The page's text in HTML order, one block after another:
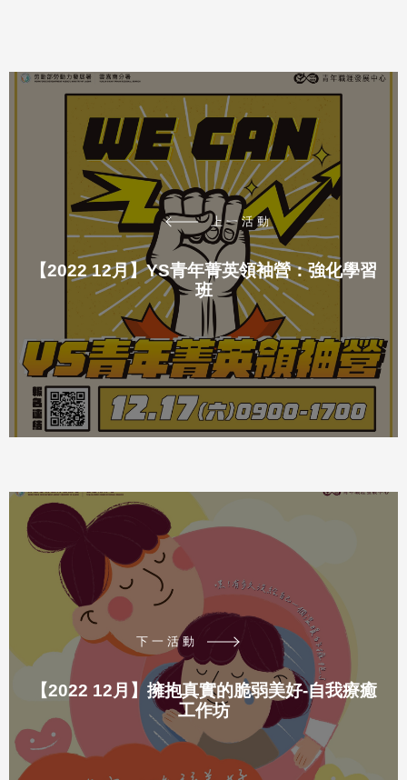
上一活動
【2022 12月】YS青年菁英領袖營：強化學習
班
下一活動
【2022 12月】擁抱真實的脆弱美好-自我療癒
工作坊